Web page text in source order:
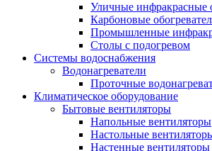
Уличные инфракрасные
Карбоновые
Промышленные
Столы с подогревом
Системы водоснабжения
Водонагреватели
Проточные
Климатическое оборудование
Бытовые вентиляторы
Напольные вентиляторы
Настольные
Настенные вентиляторы